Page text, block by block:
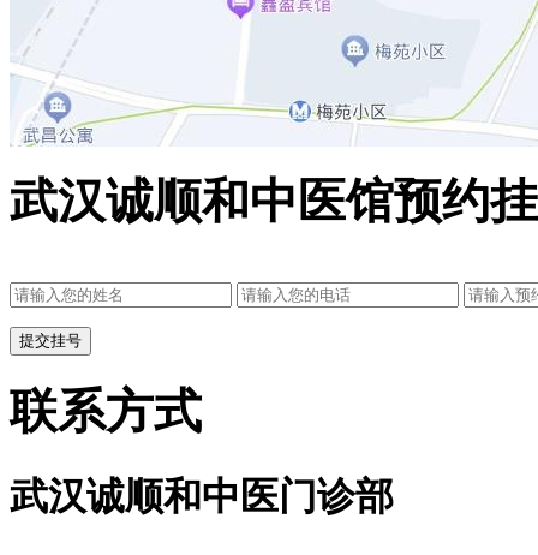
武汉诚顺和中医馆预约
联系方式
武汉诚顺和中医门诊部